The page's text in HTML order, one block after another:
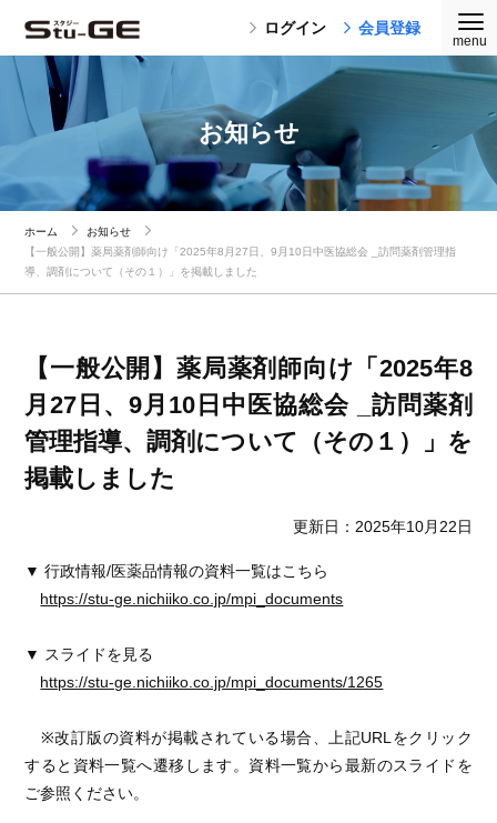
ログイン 会員登録
お知らせ
ホーム
お知らせ
【一般公開】薬局薬剤師向け「2025年8月27日、9月10日中医協総会 _訪問薬剤管理指
導、調剤について（その１）」を掲載しました
【一般公開】薬局薬剤師向け「2025年8
月27日、9月10日中医協総会 _訪問薬剤
管理指導、調剤について（その１）」を
掲載しました
更新日：2025年10月22日
▼ 行政情報/医薬品情報の資料一覧はこちら
https://stu-ge.nichiiko.co.jp/mpi_documents
▼ スライドを見る
https://stu-ge.nichiiko.co.jp/mpi_documents/1265
※改訂版の資料が掲載されている場合、上記URLをクリック
すると資料一覧へ遷移します。資料一覧から最新のスライドを
ご参照ください。